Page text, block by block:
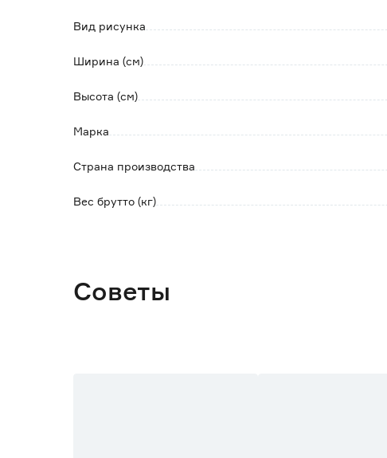
Вид рисунка
Ширина (см)
Высота (см)
Марка
Страна производства
Вес брутто (кг)
Советы